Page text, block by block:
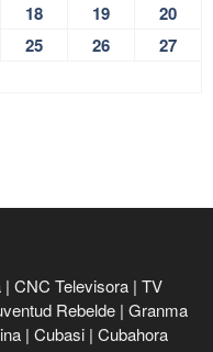
18 19
20
25 26
27
| CNC Televisora | TV
Rebelde | Granma
| Cubasi | Cubahora